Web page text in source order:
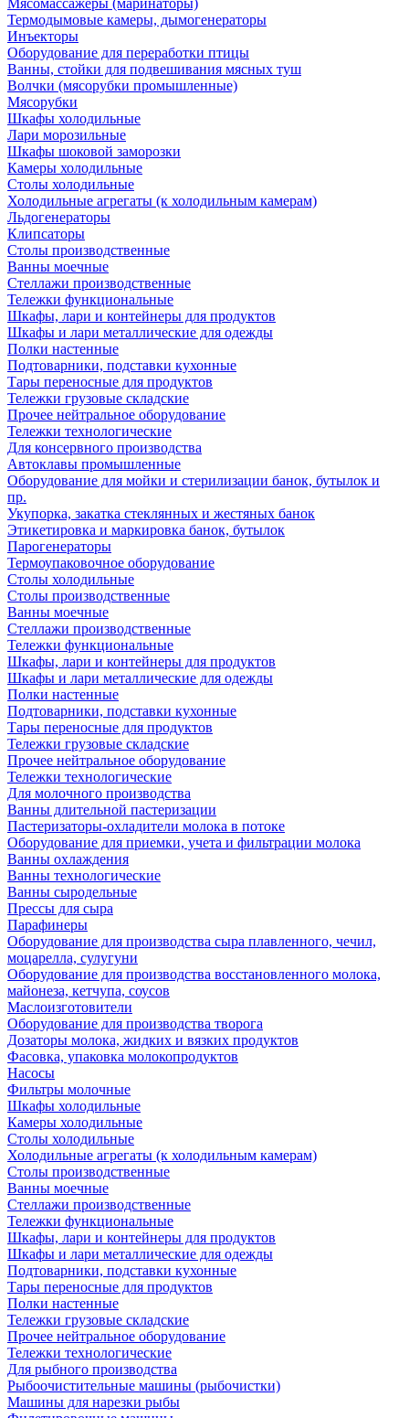
Мясомассажеры (маринаторы)
Термодымовые камеры, дымогенераторы
Инъекторы
Оборудование для переработки птицы
Ванны, стойки для подвешивания мясных туш
Волчки (мясорубки промышленные)
Мясорубки
Шкафы холодильные
Лари морозильные
Шкафы шоковой заморозки
Камеры холодильные
Столы холодильные
Холодильные агрегаты (к холодильным камерам)
Льдогенераторы
Клипсаторы
Столы производственные
Ванны моечные
Стеллажи производственные
Тележки функциональные
Шкафы, лари и контейнеры для продуктов
Шкафы и лари металлические для одежды
Полки настенные
Подтоварники, подставки кухонные
Тары переносные для продуктов
Тележки грузовые складские
Прочее нейтральное оборудование
Тележки технологические
Для консервного производства
Автоклавы промышленные
Оборудование для мойки и стерилизации банок, бутылок и
пр.
Укупорка, закатка стеклянных и жестяных банок
Этикетировка и маркировка банок, бутылок
Парогенераторы
Термоупаковочное оборудование
Столы холодильные
Столы производственные
Ванны моечные
Стеллажи производственные
Тележки функциональные
Шкафы, лари и контейнеры для продуктов
Шкафы и лари металлические для одежды
Полки настенные
Подтоварники, подставки кухонные
Тары переносные для продуктов
Тележки грузовые складские
Прочее нейтральное оборудование
Тележки технологические
Для молочного производства
Ванны длительной пастеризации
Пастеризаторы-охладители молока в потоке
Оборудование для приемки, учета и фильтрации молока
Ванны охлаждения
Ванны технологические
Ванны сыродельные
Прессы для сыра
Парафинеры
Оборудование для производства сыра плавленного, чечил,
моцарелла, сулугуни
Оборудование для производства восстановленного молока,
майонеза, кетчупа, соусов
Маслоизготовители
Оборудование для производства творога
Дозаторы молока, жидких и вязких продуктов
Фасовка, упаковка молокопродуктов
Насосы
Фильтры молочные
Шкафы холодильные
Камеры холодильные
Столы холодильные
Холодильные агрегаты (к холодильным камерам)
Столы производственные
Ванны моечные
Стеллажи производственные
Тележки функциональные
Шкафы, лари и контейнеры для продуктов
Шкафы и лари металлические для одежды
Подтоварники, подставки кухонные
Тары переносные для продуктов
Полки настенные
Тележки грузовые складские
Прочее нейтральное оборудование
Тележки технологические
Для рыбного производства
Рыбоочистительные машины (рыбочистки)
Машины для нарезки рыбы